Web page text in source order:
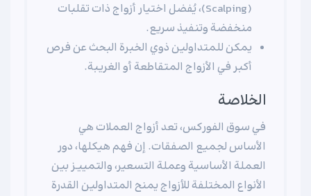
(Scalping)، يُفضل اختيار أزواج ذات تقلبات
منخفضة وتنفيذ سريع.
يمكن للمتداولين ذوي الخبرة البحث عن فرص
أكبر في الأزواج المتقاطعة أو الغريبة.
الخلاصة
في سوق الفوركس، تعد أزواج العملات هي
الأساس لجميع الصفقات. إن فهم هيكلها، دور
العملة الأساسية وعملة التسعير، والتمييـز بين
الأنواع المختلفة للأزواج يمنح المتداولين القدرة